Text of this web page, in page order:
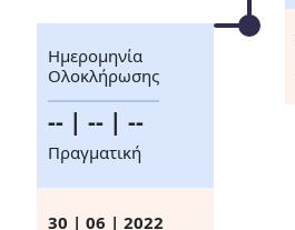
Ημερομηνία
Ολοκλήρωσης
-- | -- | --
Πραγματική
30 | 06 | 2022